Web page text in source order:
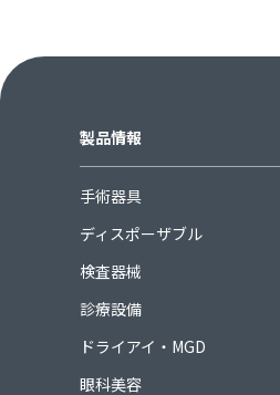
製品情報
手術器具
ディスポーザブル
検査器械
診療設備
ドライアイ・MGD
眼科美容